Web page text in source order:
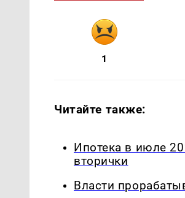
1
Читайте также:
Ипотека в июле
вторички
Власти